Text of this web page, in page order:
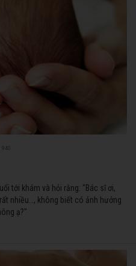
940
tới khám và hỏi rằng: "Bác sĩ ơi,
nhiều…, không biết có ảnh hưởng
ạ?"